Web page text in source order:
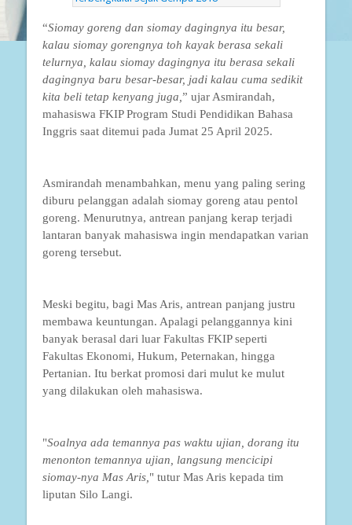
“Siomay goreng dan siomay dagingnya itu besar,
kalau siomay gorengnya toh kayak berasa sekali
telurnya, kalau siomay dagingnya itu berasa sekali
dagingnya baru besar-besar, jadi kalau cuma sedikit
kita beli tetap kenyang juga, ” ujar Asmirandah,
mahasiswa FKIP Program Studi Pendidikan Bahasa
Inggris saat ditemui pada Jumat 25 April 2025.
Asmirandah menambahkan, menu yang paling sering
diburu pelanggan adalah siomay goreng atau pentol
goreng. Menurutnya, antrean panjang kerap terjadi
lantaran banyak mahasiswa ingin mendapatkan varian
goreng tersebut.
Meski begitu, bagi Mas Aris, antrean panjang justru
membawa keuntungan. Apalagi pelanggannya kini
banyak berasal dari luar Fakultas FKIP seperti
Fakultas Ekonomi, Hukum, Peternakan, hingga
Pertanian. Itu berkat promosi dari mulut ke mulut
yang dilakukan oleh mahasiswa.
"Soalnya ada temannya pas waktu ujian, dorang itu
menonton temannya ujian, langsung mencicipi
siomay-nya Mas Aris, " tutur Mas Aris kepada tim
liputan Silo Langi.